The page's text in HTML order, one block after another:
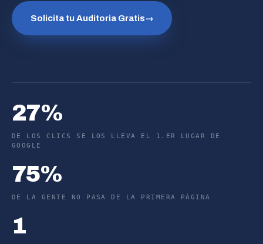
Solicita tu Auditoria Gratis→
27%
DE LOS CLICS SE LOS LLEVA EL 1.ER LUGAR DE
GOOGLE
75%
DE LA GENTE NO PASA DE LA PRIMERA PÁGINA
1